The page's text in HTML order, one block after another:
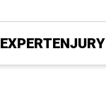
EXPERTENJURY